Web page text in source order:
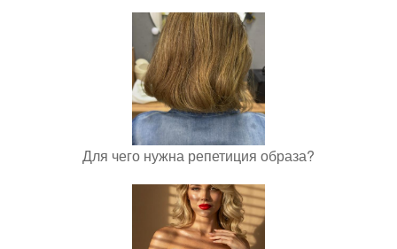
Для чего нужна репетиция образа?